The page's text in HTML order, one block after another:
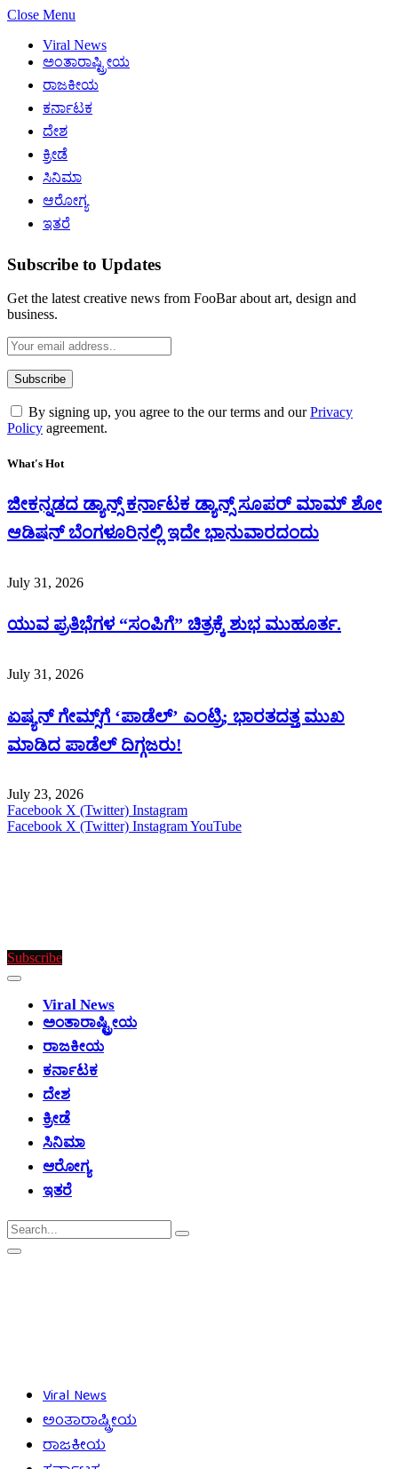
Close Menu
Viral News
ಅಂತಾರಾಷ್ಟ್ರೀಯ
ರಾಜಕೀಯ
ಕರ್ನಾಟಕ
ದೇಶ
ಕ್ರೀಡೆ
ಸಿನಿಮಾ
ಆರೋಗ್ಯ
ಇತರೆ
Subscribe to Updates
Get the latest creative news from FooBar about art, design and
business.
By signing up, you agree to the our terms and ourPrivacy
Policy agreement.
What's Hot
ಜೀಕನ್ನಡದ ಡ್ಯಾನ್ಸ್ ಕರ್ನಾಟಕ ಡ್ಯಾನ್ಸ್ ಸೂಪರ್ ಮಾಮ್ ಶೋ
ಆಡಿಷನ್ ಬೆಂಗಳೂರಿನಲ್ಲಿ ಇದೇ ಭಾನುವಾರದಂದು
July 31, 2026
ಯುವ ಪ್ರತಿಭೆಗಳ “ಸಂಪಿಗೆ” ಚಿತ್ರಕ್ಕೆ ಶುಭ ಮುಹೂರ್ತ.
July 31, 2026
ಏಷ್ಯನ್ ಗೇಮ್ಸ್‌ಗೆ ‘ಪಾಡೆಲ್’ ಎಂಟ್ರಿ; ಭಾರತದತ್ತ ಮುಖ
ಮಾಡಿದ ಪಾಡೆಲ್ ದಿಗ್ಗಜರು!
July 23, 2026
Facebook X (Twitter) Instagram
Facebook X (Twitter) InstagramYouTube
Subscribe
Viral News
ಅಂತಾರಾಷ್ಟ್ರೀಯ
ರಾಜಕೀಯ
ಕರ್ನಾಟಕ
ದೇಶ
ಕ್ರೀಡೆ
ಸಿನಿಮಾ
ಆರೋಗ್ಯ
ಇತರೆ
Viral News
ಅಂತಾರಾಷ್ಟ್ರೀಯ
ರಾಜಕೀಯ